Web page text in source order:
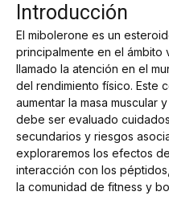
Introducción
El mibolerone es un
principalmente en el ámbito
llamado la atención en el
del rendimiento físico. Este
aumentar la masa muscular
debe ser evaluado
secundarios y riesgos
exploraremos los efectos
interacción con los
la comunidad de fitness y